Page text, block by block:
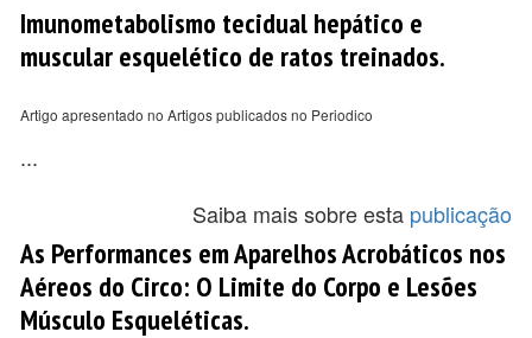
Imunometabolismo tecidual hepático e
muscular esquelético de ratos treinados.
Artigo apresentado no Artigos publicados no Periodico
...
Saiba mais sobre esta publicação
As Performances em Aparelhos Acrobáticos nos
Aéreos do Circo: O Limite do Corpo e Lesões
Músculo Esqueléticas.